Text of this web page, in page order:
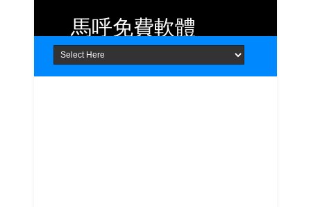
Home About Contact
馬呼免費軟體
提供 Android、iOS 好用的手機應用
程式及 Windows 免費軟體